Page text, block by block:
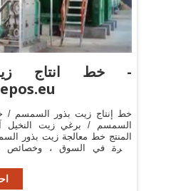
خط انتاج
خط إنتاج زيت بذور السمسم /
السمسم / برغي زيت النخيل
المنتج خط معالجة زيت بذور
كبيرة في السوق ، وخصائص